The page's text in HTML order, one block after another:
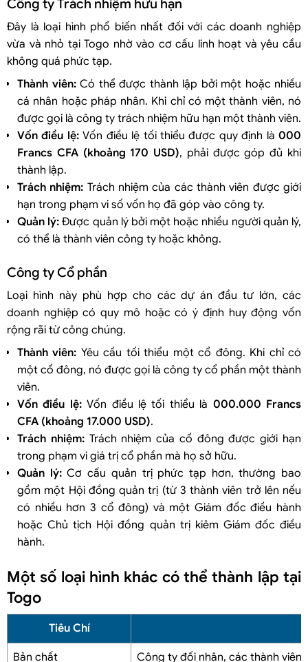
Công ty Trách nhiệm hữu hạn
Đây là loại hình phổ biến nhất đối với các doanh nghiệp
vừa và nhỏ tại Togo nhờ vào cơ cấu linh hoạt và yêu cầu
không quá phức tạp.
Thành viên:Có thể được thành lập bởi một hoặc nhiều
cá nhân hoặc pháp nhân. Khi chỉ có một thành viên, nó
được gọi là công ty trách nhiệm hữu hạn một thành viên.
Vốn điều lệ:Vốn điều lệ tối thiểu được quy định là000
Francs CFA (khoảng 170 USD), phải được góp đủ khi
thành lập.
Trách nhiệm: Trách nhiệm của các thành viên được giới
hạn trong phạm vi số vốn họ đã góp vào công ty.
Quản lý: Được quản lý bởi một hoặc nhiều người quản lý,
có thể là thành viên công ty hoặc không.
Công ty Cổ phần
Loại hình này phù hợp cho các dự án đầu tư lớn, các
doanh nghiệp có quy mô hoặc có ý định huy động vốn
rộng rãi từ công chúng.
Thành viên: Yêu cầu tối thiểu một cổ đông. Khi chỉ có
một cổ đông, nó được gọi là công ty cổ phần một thành
viên.
Vốn điều lệ:Vốn điều lệ tối thiểu là 000.000 Francs
CFA (khoảng 17.000 USD).
Trách nhiệm:Trách nhiệm của cổ đông được giới hạn
trong phạm vi giá trị cổ phần mà họ sở hữu.
Quản lý:Cơ cấu quản trị phức tạp hơn, thường bao
gồm một Hội đồng quản trị (từ 3 thành viên trở lên nếu
có nhiều hơn 3 cổ đông) và một Giám đốc điều hành
hoặc Chủ tịch Hội đồng quản trị kiêm Giám đốc điều
hành.
Một số loại hình khác có thể thành lập tại
Togo
Tiêu Chí
Bản chất Công ty đối nhân, các thành